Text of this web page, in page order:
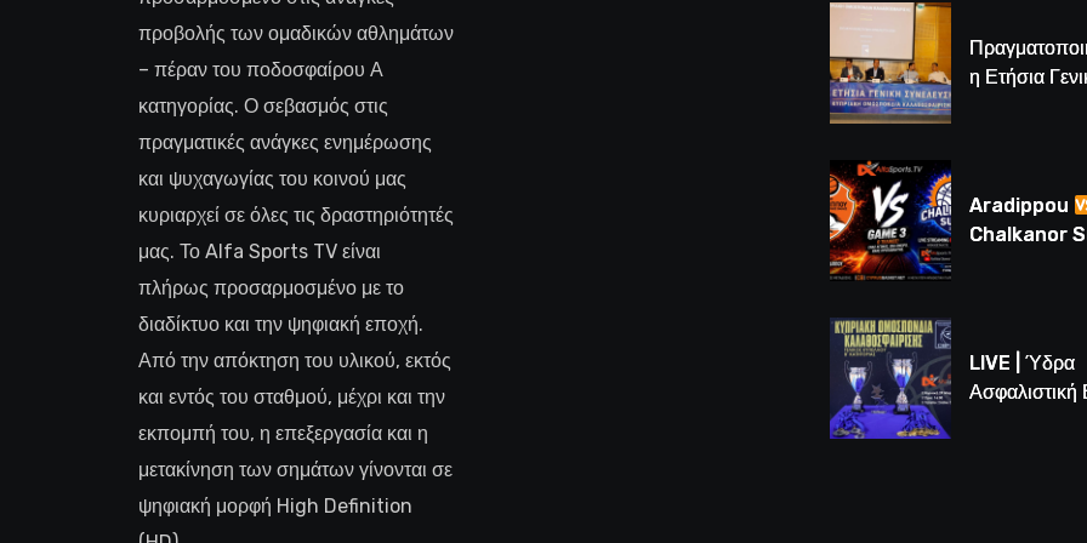
προβολής των ομαδικών αθλημάτων
– πέραν του ποδοσφαίρου Α
κατηγορίας. Ο σεβασμός στις
πραγματικές ανάγκες ενημέρωσης
και ψυχαγωγίας του κοινού μας
κυριαρχεί σε όλες τις δραστηριότητές
μας. Το Alfa Sports TV είναι
πλήρως προσαρμοσμένο με το
διαδίκτυο και την ψηφιακή εποχή.
Από την απόκτηση του υλικού, εκτός
και εντός του σταθμού, μέχρι και την
εκπομπή του, η επεξεργασία και η
μετακίνηση των σημάτων γίνονται σε
ψηφιακή μορφή High Definition
η Ετήσια
(BINTEO)
Aradippou
Chalkanor
LIVE | Ύδρα
Ασφαλιστική